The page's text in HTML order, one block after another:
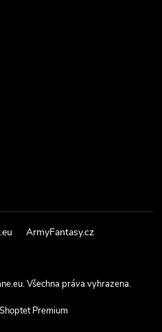
ArmyFantasy.cz
Premium
. Všechna práva vyhrazena.